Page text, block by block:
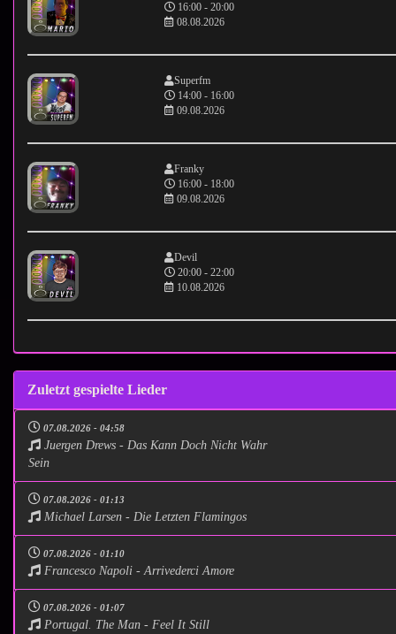
16:00 - 20:00
08.08.2026
Superfm
14:00 - 16:00
09.08.2026
Franky
16:00 - 18:00
09.08.2026
Devil
20:00 - 22:00
10.08.2026
Zuletzt gespielte Lieder
07.08.2026 - 04:58
Juergen Drews - Das Kann Doch Nicht Wahr
Sein
07.08.2026 - 01:13
Michael Larsen - Die Letzten Flamingos
07.08.2026 - 01:10
Francesco Napoli - Arrivederci Amore
07.08.2026 - 01:07
Portugal. The Man - Feel It Still